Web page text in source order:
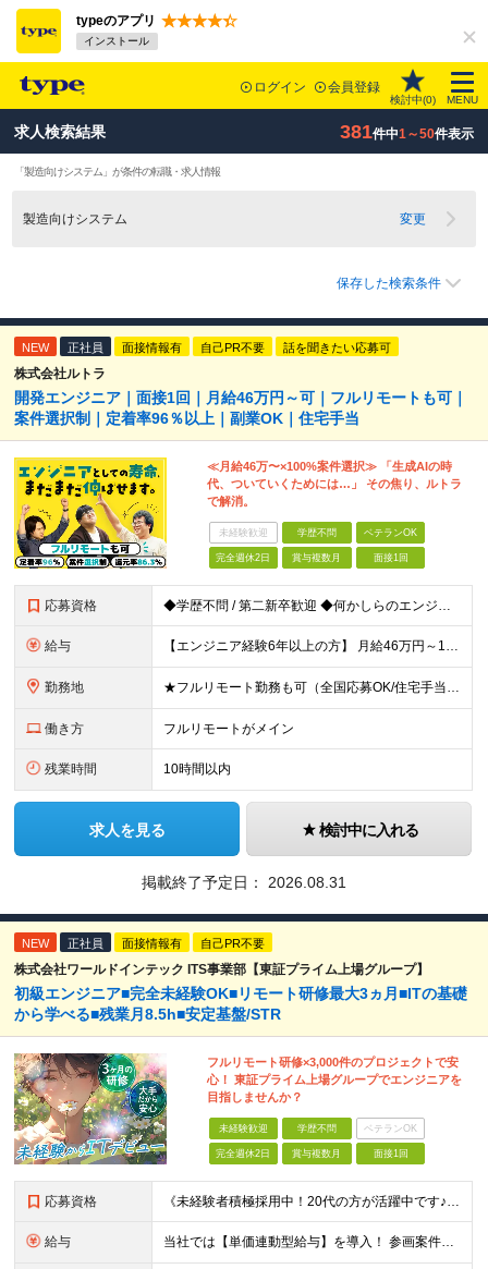
typeのアプリ
インストール
ログイン 会員登録
検討中(0) MENU
求人検索結果 381件中1～50件表示
「製造向けシステム」が条件の転職・求人情報
製造向けシステム 変更
保存した検索条件
NEW 正社員 面接情報有 自己PR不要 話を聞きたい応募可
株式会社ルトラ
開発エンジニア｜面接1回｜月給46万円～可｜フルリモートも可｜
案件選択制｜定着率96％以上｜副業OK｜住宅手当
≪月給46万〜×100%案件選択≫ 「生成AIの時
代、ついていくためには…」 その焦り、ルトラ
で解消。
未経験歓迎 学歴不問 ベテランOK
完全週休2日 賞与複数月 面接1回
応募資格 ◆学歴不問 / 第二新卒歓迎 ◆何かしらのエンジニア経験をお持ちの方 （言語・期間・フェーズ不問） 経験浅めの方も遠慮なくご応募ください！ ■入社前Q＆A ────── ◎実力に見合った報酬が手に
給与 【エンジニア経験6年以上の方】 月給46万円～100万円（固定残業代含む） ※上記月給には月30時間分の固定残業代（月8万7,400円～月19万円）を含む。超過分は全額支給。 【エンジニア経験4年以
勤務地 ★フルリモート勤務も可（全国応募OK/住宅手当を支給します） ※案件によって常駐が必要になる場合があります。 ※希望がない限り、転勤はありません ※U・Iターン歓迎 ★ルトラの社員は全国各地で活躍中
働き方 フルリモートがメイン
残業時間 10時間以内
求人を見る 検討中に入れる
掲載終了予定日： 2026.08.31
NEW 正社員 面接情報有 自己PR不要
株式会社ワールドインテック ITS事業部【東証プライム上場グループ】
初級エンジニア■完全未経験OK■リモート研修最大3ヵ月■ITの基礎
から学べる■残業月8.5h■安定基盤/STR
フルリモート研修×3,000件のプロジェクトで安
心！ 東証プライム上場グループでエンジニアを
目指しませんか？
未経験歓迎 学歴不問 ベテランOK
完全週休2日 賞与複数月 面接1回
応募資格 《未経験者積極採用中！20代の方が活躍中です♪》 ◎約4割が実務未経験入社！ ■学歴・職歴は一切問いません！ ■第二新卒の方もお気軽にご相談ください♪ ■入社してから数年は、転勤の可能性があります
給与 当社では【単価連動型給与】を導入！ 参画案件の契約単価に連動して給与が決定。 還元率は単価の【70％～80％】と東証プライム上場グループとして高水準です！（社会保険料・教育コスト含む） ■関東：月給